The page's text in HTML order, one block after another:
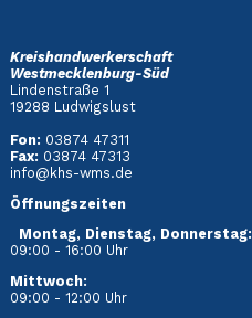
Kreishandwerkerschaft
Westmecklenburg-Süd
Lindenstraße 1
19288 Ludwigslust
Fon: 03874 47311
Fax: 03874 47313
info@khs-wms.de
Öffnungszeiten
Montag, Dienstag, Donnerstag:
09:00 - 16:00 Uhr
Mittwoch:
09:00 - 12:00 Uhr